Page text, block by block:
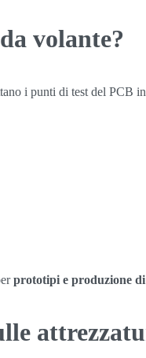
volante?
i punti di test del PCB
prototipi e produzione